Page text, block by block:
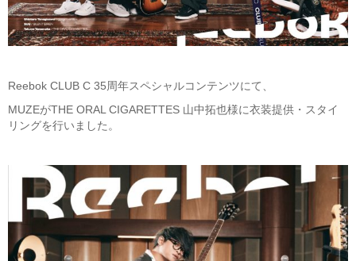
Reebok CLUB C 35周年スペシャルコンテンツにて、
MUZEがTHE ORAL CIGARETTES 山中拓也様に衣装提供・スタイ
リングを行いました。